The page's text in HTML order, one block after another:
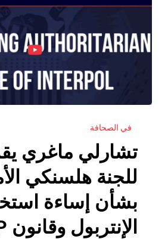
ماغري
يقدم
إحاطة
للجنة
هلسنكي
الأمريكية
في الصحافة
تشارلي ماغري
للجنة هلسنكي
بشأن إساءة
الإنتربول وقانون TRAP